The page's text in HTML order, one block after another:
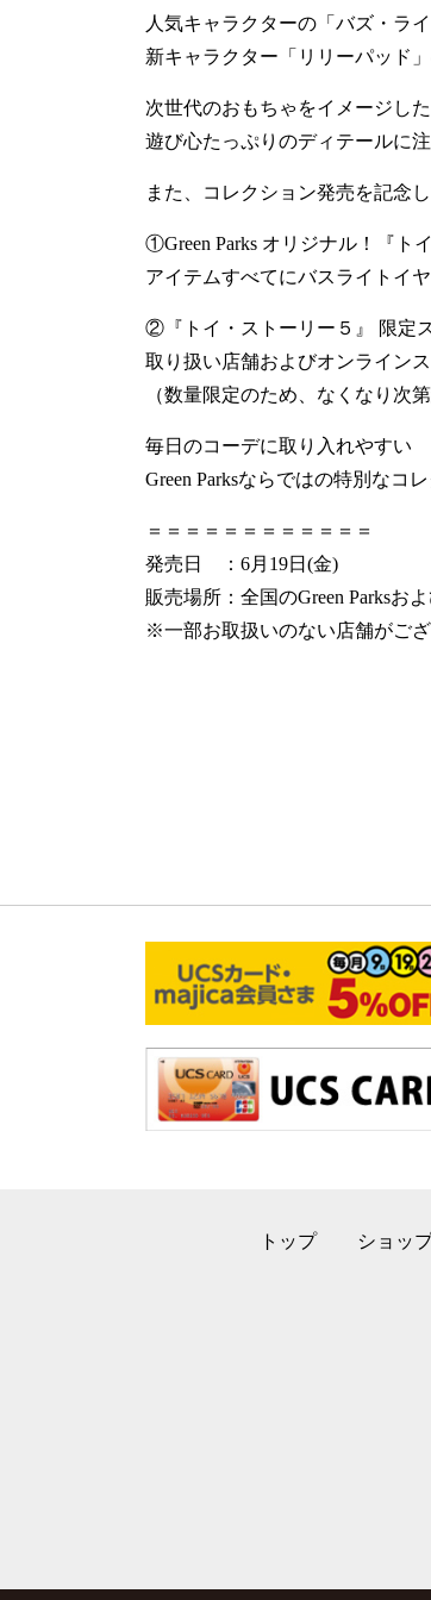
人気キャラクターの「バズ・ラ
新キャラクター「リリーパッド
次世代のおもちゃをイメージし
遊び心たっぷりのディテールに注
また、コレクション発売を記念
①Green Parks オリジナル！『
アイテムすべてにバスライトイ
②『トイ・ストーリー５』 限定
取り扱い店舗およびオンライン
（数量限定のため、なくなり次第
毎日のコーデに取り入れやすい
Green Parksならではの特別なコ
＝＝＝＝＝＝＝＝＝＝＝＝
発売日 ：6月19日(金)
販売場所：全国のGreen Parksお
※一部お取扱いのない店舗がご
トップ ショッ